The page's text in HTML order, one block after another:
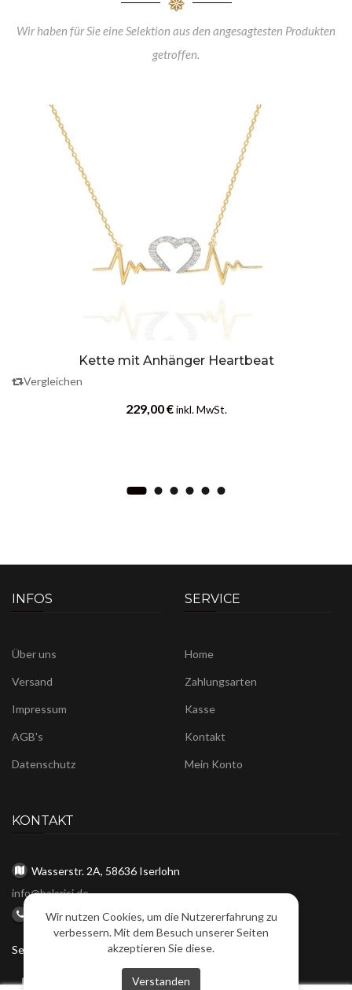
Wir haben für Sie eine Selektion aus den angesagtesten Produkten
getroffen.
Kette mit Anhänger Heartbeat
Vergleichen
229,00€ inkl. MwSt.
INFOS
Über uns
Versand
Impressum
AGB's
Datenschutz
SERVICE
Home
Zahlungsarten
Kasse
Kontakt
Mein Konto
KONTAKT
Wasserstr. 2A, 58636 Iserlohn
info@balarisi.de
Tel: 02371 20547
Service-Hotline : Mo - Fr, 10:00 bis 16:00 Uhr
Instagram
Wir nutzen Cookies, um die Nutzererfahrung zu
verbessern. Mit dem Besuch unserer Seiten
akzeptieren Sie diese.
Verstanden